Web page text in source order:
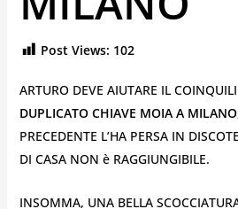
Post Views: 102
ARTURO DEVE AIUTARE IL
DUPLICATO CHIAVE MOIA A MILANO
PRECEDENTE L’HA PERSA IN
DI CASA NON è RAGGIUNGIBILE.
INSOMMA, UNA BELLA